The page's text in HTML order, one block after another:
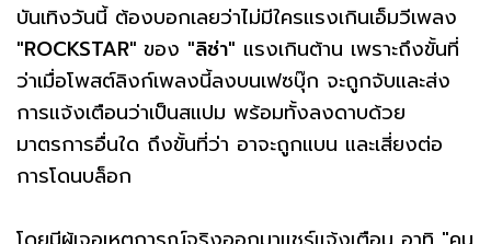
บันเทิงวันนี้ ต้องบอกเลยว่าไม่มีใครแรงเกินเอ็มวีเพลง
"ROCKSTAR" ของ "ลิซ่า" แรงเกินต้าน เพราะถึงขั้นที่
ว่าเมื่อโพสต์ลิงก์เพลงนี้ลงบนเฟซบุ๊ก จะถูกจับและส่ง
การแจ้งเตือนว่าเป็นสแปม พร้อมทั้งลงดาบด้วย
มาตรการอื่นใด ถึงขั้นที่ว่า อาจะถูกแบน และเสี่ยงต่อ
การโดนบล็อก